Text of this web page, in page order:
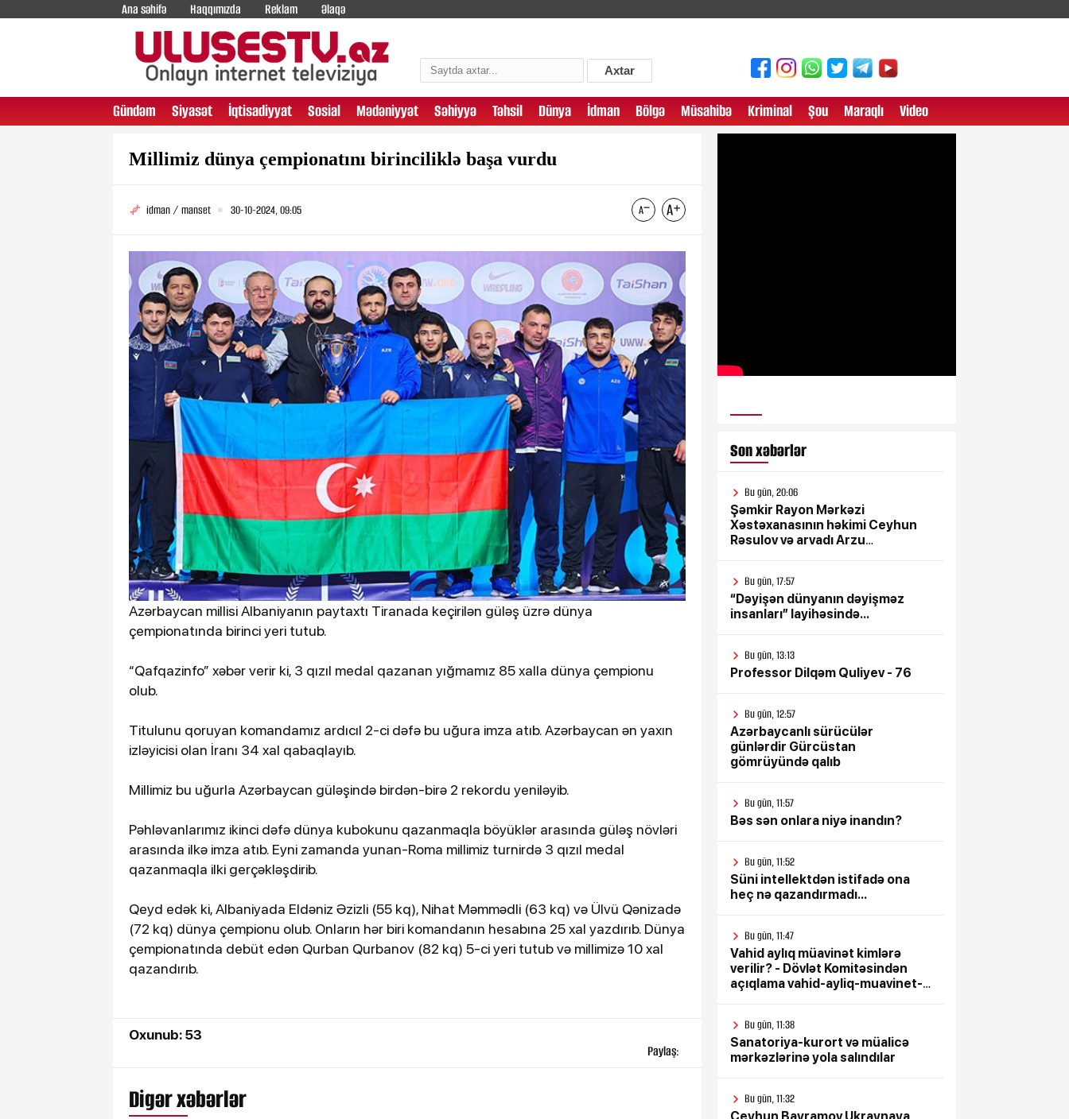
Ana səhifə Haqqımızda Reklam Əlaqə
Axtar
Gündəm Siyasət İqtisadiyyat Sosial Mədəniyyət Səhiyyə Təhsil Dünya İdman Bölgə Müsahibə Kriminal Şou Maraqlı Video
Millimiz dünya çempionatını birinciliklə başa vurdu
idman / manset 30-10-2024, 09:05
Azərbaycan millisi Albaniyanın paytaxtı Tiranada keçirilən güləş üzrə dünya
çempionatında birinci yeri tutub.
“Qafqazinfo” xəbər verir ki, 3 qızıl medal qazanan yığmamız 85 xalla dünya çempionu
olub.
Titulunu qoruyan komandamız ardıcıl 2-ci dəfə bu uğura imza atıb. Azərbaycan ən yaxın
izləyicisi olan İranı 34 xal qabaqlayıb.
Millimiz bu uğurla Azərbaycan güləşində birdən-birə 2 rekordu yeniləyib.
Pəhləvanlarımız ikinci dəfə dünya kubokunu qazanmaqla böyüklər arasında güləş növləri
arasında ilkə imza atıb. Eyni zamanda yunan-Roma millimiz turnirdə 3 qızıl medal
qazanmaqla ilki gerçəkləşdirib.
Qeyd edək ki, Albaniyada Eldəniz Əzizli (55 kq), Nihat Məmmədli (63 kq) və Ülvü Qənizadə
(72 kq) dünya çempionu olub. Onların hər biri komandanın hesabına 25 xal yazdırıb. Dünya
çempionatında debüt edən Qurban Qurbanov (82 kq) 5-ci yeri tutub və millimizə 10 xal
qazandırıb.
Oxunub: 53
Paylaş:
Digər xəbərlər
Son xəbərlər
Bu gün, 20:06
Şəmkir Rayon Mərkəzi
Xəstəxanasının həkimi Ceyhun
Rəsulov və arvadı Arzu
ölümü ilə bağlı Şəmkir rayon
prokrurluğunda araşdırma
aparılır
Bu gün, 17:57
“Dəyişən dünyanın dəyişməz
insanları” layihəsində...
Bu gün, 13:13
Professor Dilqəm Quliyev - 76
Bu gün, 12:57
Azərbaycanlı sürücülər
günlərdir Gürcüstan
gömrüyündə qalıb
Bu gün, 11:57
Bəs sən onlara niyə inandın?
Bu gün, 11:52
Süni intellektdən istifadə ona
heç nə qazandırmadı...
Bu gün, 11:47
Vahid aylıq müavinət kimlərə
verilir? - Dövlət Komitəsindən
açıqlama vahid-ayliq-muavinet-
Bu gün, 11:38
Sanatoriya-kurort və müalicə
mərkəzlərinə yola salındılar
Bu gün, 11:32